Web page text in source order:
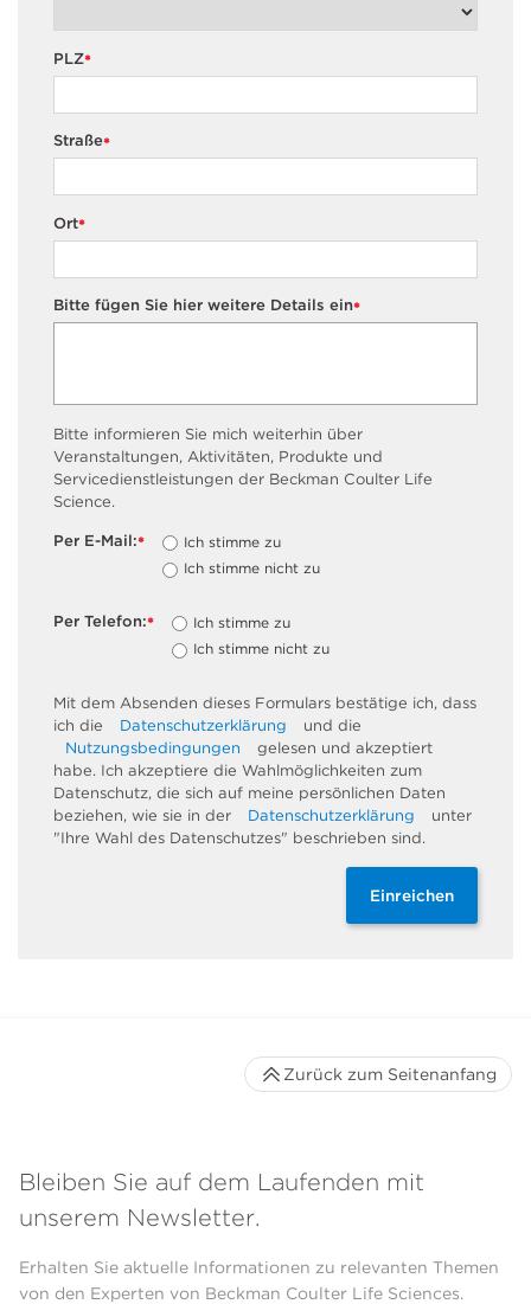
*
PLZ
*
Straße
*
Ort
*
Bitte fügen Sie hier weitere Details ein
Bitte informieren Sie mich weiterhin über
Veranstaltungen, Aktivitäten, Produkte und
Servicedienstleistungen der Beckman Coulter Life
Science.
*
Per E-Mail:
Ich stimme zu
Ich stimme nicht zu
*
Per Telefon:
Ich stimme zu
Ich stimme nicht zu
Mit dem Absenden dieses Formulars bestätige ich, dass
ich die
Datenschutzerklärung
und die
Nutzungsbedingungen
gelesen und akzeptiert
habe. Ich akzeptiere die Wahlmöglichkeiten zum
Datenschutz, die sich auf meine persönlichen Daten
beziehen, wie sie in der
Datenschutzerklärung
unter
"Ihre Wahl des Datenschutzes" beschrieben sind.
Einreichen
Bleiben Sie auf dem Laufenden mit
unserem Newsletter.
Erhalten Sie aktuelle Informationen zu relevanten Themen
von den Experten von Beckman Coulter Life Sciences.
Zurück zum Seitenanfang